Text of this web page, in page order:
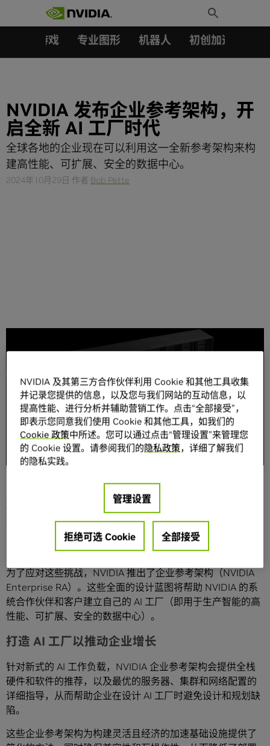
Toggle
Search
游戏 专业图形 机器人 初创加速会员成
NVIDIA 发布企业参考架构，开
启全新 AI 工厂时代
全球各地的企业现在可以利用这一全新参考架构来构
建高性能、可扩展、安全的数据中心。
2024年10月29日 作者 Bob Pette
随着世界从通用计算转向加速计算，找到构建大规模数据中
心基础设施的方法变得至关重要。为了支持这些全新的 AI 工
作负载，企业在构建基础设施时不得不在未知的领域进行摸
模型的功能和软件框架在不断发展，加上这些工作负载是全
新的，这意味着人们仍处于摸索最佳做法和标准化方法的起
步阶段。持续的发展变化使得企业难以制定长期战略，也难
以充满信心地投资建设基础设施。
为了应对这些挑战，NVIDIA 推出了企业参考架构（NVIDIA
Enterprise RA）。这些全面的设计蓝图将帮助 NVIDIA 的系
统合作伙伴和客户建立自己的 AI 工厂（即用于生产智能的高
性能、可扩展、安全的数据中心）。
打造 AI 工厂以推动企业增长
针对新式的 AI 工作负载，NVIDIA 企业参考架构会提供全栈
硬件和软件的推荐，以及最优的服务器、集群和网络配置的
详细指导，从而帮助企业在设计 AI 工厂时避免设计和规划缺
陷。
这些企业参考架构为构建灵活且经济的加速基础设施提供了
NVIDIA 及其第三方合作伙伴利用 Cookie 和其他工具收集
并记录您提供的信息，以及您与我们网站的互动信息，以
提高性能、进行分析并辅助营销工作。点击“全部接受”，
即表示您同意我们使用 Cookie 和其他工具，如我们的
Cookie 政策中所述。您可以通过点击“管理设置”来管理您
的 Cookie 设置。请参阅我们的隐私政策，详细了解我们
的隐私实践。
管理设置
拒绝可选 Cookie 全部接受